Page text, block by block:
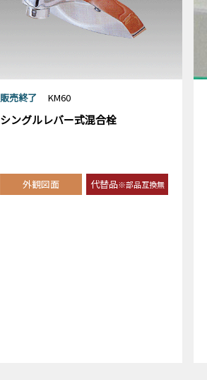
販売終了 KM60
シングルレバー式混合栓
外観図面 代替品※部品互換無